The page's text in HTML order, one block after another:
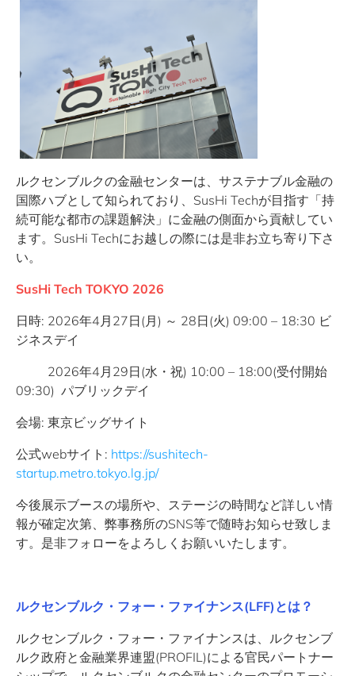
ルクセンブルクの金融センターは、サステナブル金融の
国際ハブとして知られており、SusHi Techが目指す「持
続可能な都市の課題解決」に金融の側面から貢献してい
ます。SusHi Techにお越しの際には是非お立ち寄り下さ
い。
SusHi Tech TOKYO 2026
日時: 2026年4月27日(月) ～ 28日(火) 09:00 – 18:30 ビ
ジネスデイ
2026年4月29日(水・祝) 10:00 – 18:00(受付開始
09:30) パブリックデイ
会場: 東京ビッグサイト
公式webサイト: https://sushitech-
startup.metro.tokyo.lg.jp/
今後展示ブースの場所や、ステージの時間など詳しい情
報が確定次第、弊事務所のSNS等で随時お知らせ致しま
す。是非フォローをよろしくお願いいたします。
ルクセンブルク・フォー・ファイナンス(LFF)とは？
ルクセンブルク・フォー・ファイナンスは、ルクセンブ
ルク政府と金融業界連盟(PROFIL)による官民パートナー